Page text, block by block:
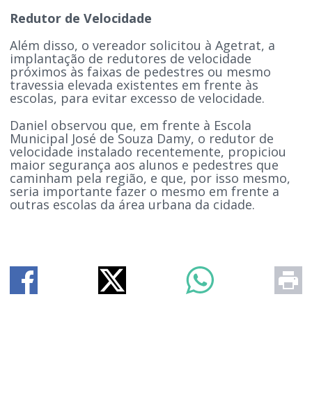
Redutor de Velocidade
Além disso, o vereador solicitou à Agetrat, a
implantação de redutores de velocidade
próximos às faixas de pedestres ou mesmo
travessia elevada existentes em frente às
escolas, para evitar excesso de velocidade.
Daniel observou que, em frente à Escola
Municipal José de Souza Damy, o redutor de
velocidade instalado recentemente, propiciou
maior segurança aos alunos e pedestres que
caminham pela região, e que, por isso mesmo,
seria importante fazer o mesmo em frente a
outras escolas da área urbana da cidade.